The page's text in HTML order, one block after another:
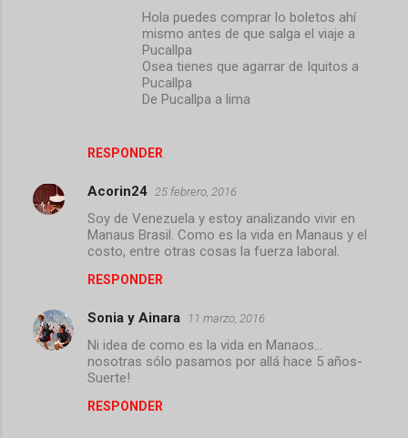
RESPONDER
Hola puedes comprar lo boletos ahí
mismo antes de que salga el viaje a
Pucallpa
Osea tienes que agarrar de Iquitos a
Pucallpa
De Pucallpa a lima
Acorin24 25 febrero, 2016
Soy de Venezuela y estoy analizando vivir en
Manaus Brasil. Como es la vida en Manaus y el
costo, entre otras cosas la fuerza laboral.
RESPONDER
Sonia y Ainara 11 marzo, 2016
Ni idea de como es la vida en Manaos...
nosotras sólo pasamos por allá hace 5 años-
Suerte!
RESPONDER